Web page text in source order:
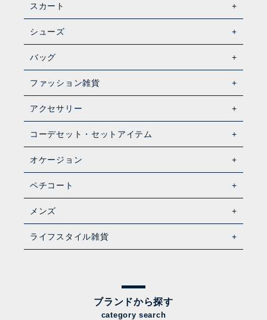
スカート
シューズ
バッグ
ファッション雑貨
アクセサリー
コーデセット・セットアイテム
オケージョン
ペチコート
メンズ
ライフスタイル雑貨
ブランドから探す
category search